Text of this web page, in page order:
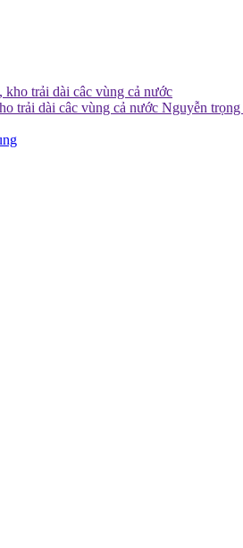
trải dài câc vùng cả nước Nguyễn